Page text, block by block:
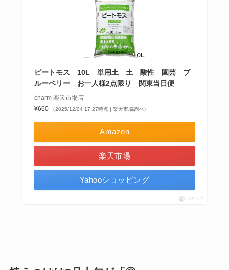
ピートモス 10L 単用土 土 酸性 園芸 ブ
ルーベリー お一人様2点限り 関東当日便
charm 楽天市場店
¥660
（2025/12/04 17:27時点 | 楽天市場調べ）
Amazon
楽天市場
Yahooショッピング
ポチップ